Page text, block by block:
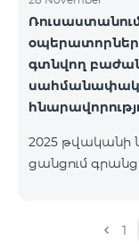
կստանան
րոպե դեպի ՀՀ
Beeline և Tele2
ռոումինգում, 60
սակագնային
սակագնային
Ռուսաստանում
գտնվող
2025 թվականի
ցանցում
էջին։
1